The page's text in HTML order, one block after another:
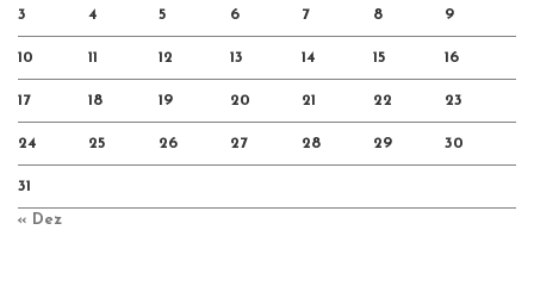
3 4 5 6 7 8 9
10 11 12 13 14 15 16
17 18 19 20 21 22 23
24 25 26 27 28 29 30
31
« Dez